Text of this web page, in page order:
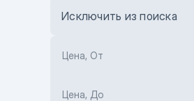
Исключить из поиска
Цена, От
Цена, До